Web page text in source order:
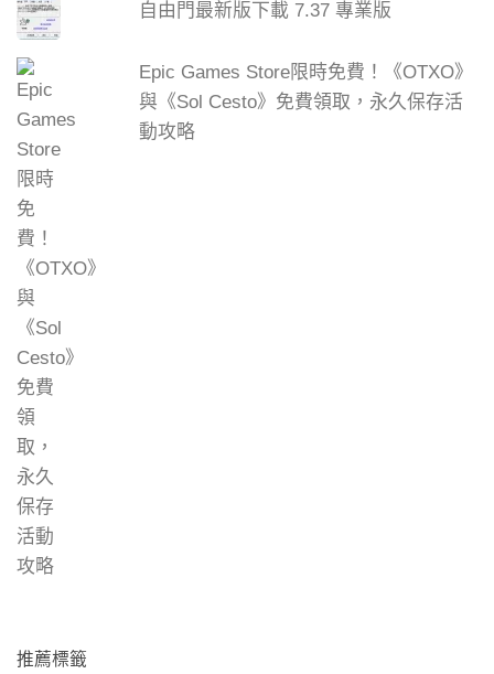
自由門最新版下載 7.37 專業版
Epic Games Store限時免費！《OTXO》
與《Sol Cesto》免費領取，永久保存活
動攻略
推薦標籤